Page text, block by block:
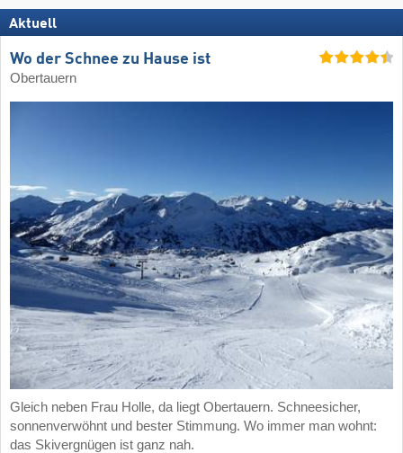
Aktuell
Wo der Schnee zu Hause ist
Obertauern
Gleich neben Frau Holle, da liegt Obertauern. Schneesicher,
sonnenverwöhnt und bester Stimmung. Wo immer man wohnt:
das Skivergnügen ist ganz nah.